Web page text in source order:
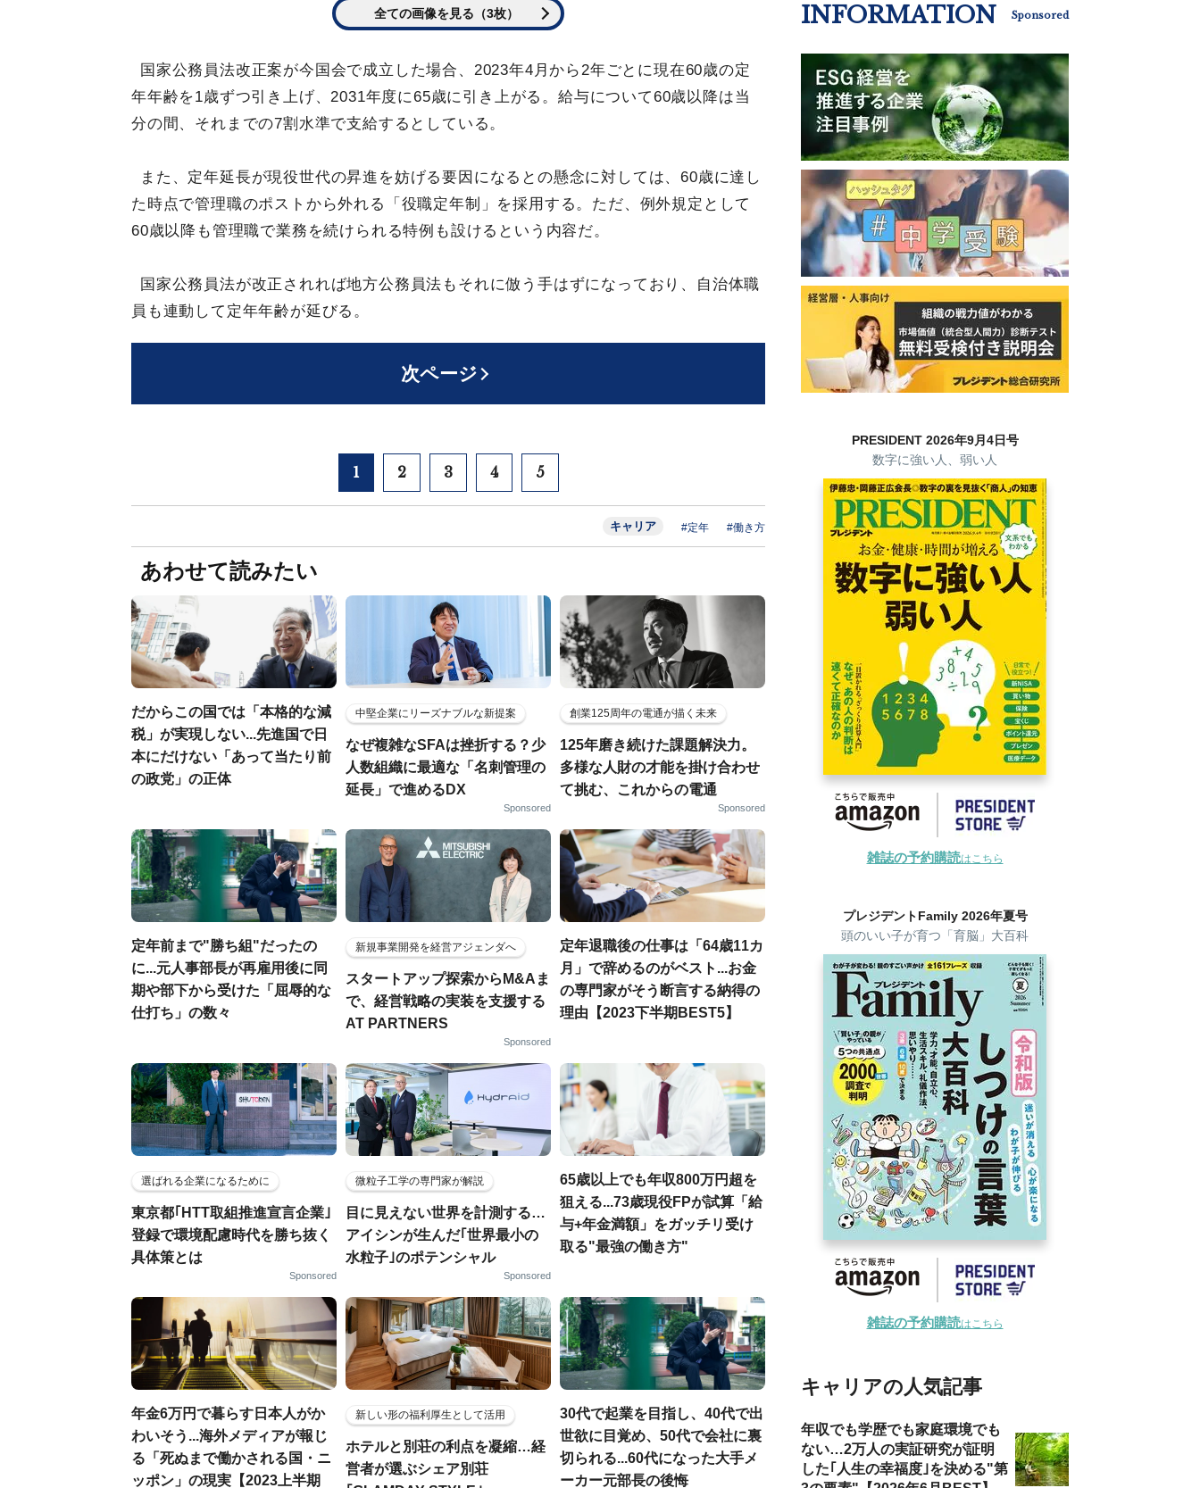
全ての画像を見る（3枚）
国家公務員法改正案が今国会で成立した場合、2023年4月から2年ごとに現在60歳の定
年年齢を1歳ずつ引き上げ、2031年度に65歳に引き上がる。給与について60歳以降は当
分の間、それまでの7割水準で支給するとしている。
また、定年延長が現役世代の昇進を妨げる要因になるとの懸念に対しては、60歳に達し
た時点で管理職のポストから外れる「役職定年制」を採用する。ただ、例外規定として
60歳以降も管理職で業務を続けられる特例も設けるという内容だ。
国家公務員法が改正されれば地方公務員法もそれに倣う手はずになっており、自治体職
員も連動して定年年齢が延びる。
次ページ
1 2 3 4 5
キャリア #定年 #働き方
あわせて読みたい
だからこの国では「本格的な減
税」が実現しない...先進国で日
本にだけない「あって当たり前
の政党」の正体
中堅企業にリーズナブルな新提案
なぜ複雑なSFAは挫折する？少
人数組織に最適な「名刺管理の
延長」で進めるDX
Sponsored
創業125周年の電通が描く未来
125年磨き続けた課題解決力。
多様な人財の才能を掛け合わせ
て挑む、これからの電通
Sponsored
定年前まで"勝ち組"だったの
に...元人事部長が再雇用後に同
期や部下から受けた「屈辱的な
仕打ち」の数々
新規事業開発を経営アジェンダへ
スタートアップ探索からM&Aま
で、経営戦略の実装を支援する
AT PARTNERS
Sponsored
定年退職後の仕事は「64歳11カ
月」で辞めるのがベスト...お金
の専門家がそう断言する納得の
理由【2023下半期BEST5】
選ばれる企業になるために
東京都｢HTT取組推進宣言企業｣
登録で環境配慮時代を勝ち抜く
具体策とは
Sponsored
微粒子工学の専門家が解説
目に見えない世界を計測する…
アイシンが生んだ｢世界最小の
水粒子｣のポテンシャル
Sponsored
65歳以上でも年収800万円超を
狙える...73歳現役FPが試算「給
与+年金満額」をガッチリ受け
取る"最強の働き方"
年金6万円で暮らす日本人がか
わいそう...海外メディアが報じ
る「死ぬまで働かされる国・ニ
ッポン」の現実【2023上半期
新しい形の福利厚生として活用
ホテルと別荘の利点を凝縮…経
営者が選ぶシェア別荘
30代で起業を目指し、40代で出
世欲に目覚め、50代で会社に裏
切られる...60代になった大手メ
ーカー元部長の後悔
INFORMATION Sponsored
PRESIDENT 2026年9月4日号
数字に強い人、弱い人
雑誌の予約購読はこちら
プレジデントFamily 2026年夏号
頭のいい子が育つ「育脳」大百科
雑誌の予約購読はこちら
キャリアの人気記事
年収でも学歴でも家庭環境でも
ない…2万人の実証研究が証明
した｢人生の幸福度｣を決める"第